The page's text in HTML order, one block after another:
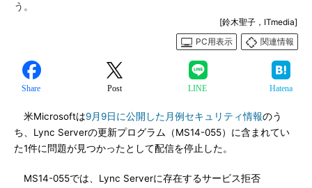
う。
[鈴木聖子，ITmedia]
PC用表示
関連情報
Share Post LINE Hatena
米Microsoftは9月9日に公開した月例セキュリティ情報のう
ち、Lync Serverの更新プログラム（MS14-055）に含まれてい
た1件に問題が見つかったとして配信を停止した。
MS14-055では、Lync Serverに存在するサービス拒否